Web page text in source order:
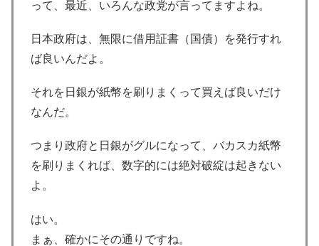
って、最近、いろんな政党が言ってますよね。
日本政府は、無限に借用証書（国債）を発行すれ
ば良いんだよ。
それを日銀が紙幣を刷りまくって買えば良いだけ
なんだ。
つまり政府と日銀がグルになって、バカスカ紙幣
を刷りまくれば、数字的には絶対破綻は起きない
よ。
はい。
まぁ、確かにその通りですね。